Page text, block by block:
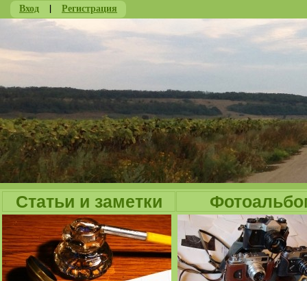
Вход | Регистрация
Статьи и заметки